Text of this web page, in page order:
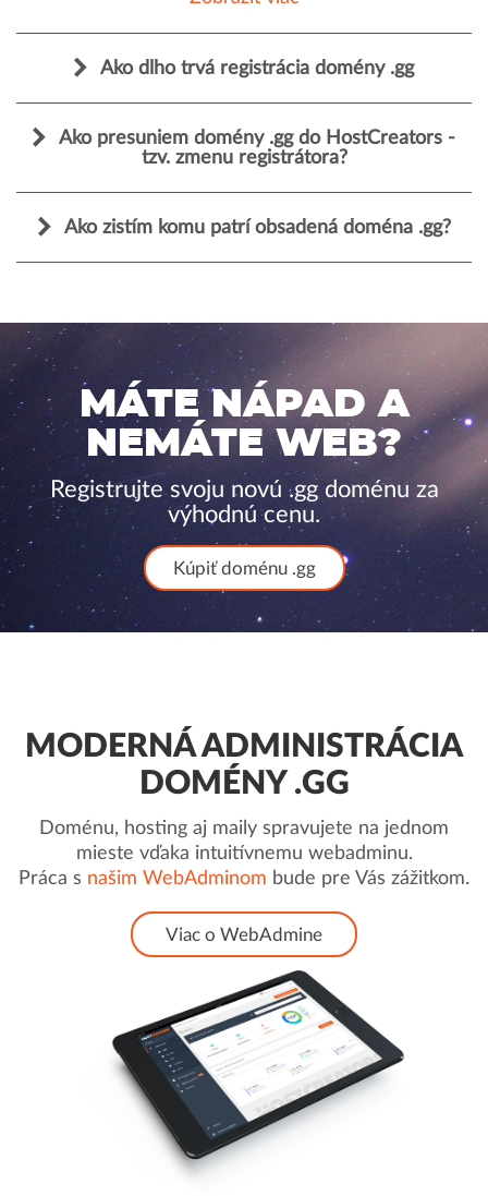
Ako dlho trvá registrácia domény .gg
Ako presuniem domény .gg do HostCreators -
tzv. zmenu registrátora?
Ako zistím komu patrí obsadená doména .gg?
MÁTE NÁPAD A
NEMÁTE WEB?
Registrujte svoju novú .gg doménu za
výhodnú cenu.
Kúpiť doménu .gg
MODERNÁ ADMINISTRÁCIA
DOMÉNY .GG
Doménu, hosting aj maily spravujete na jednom
mieste vďaka intuitívnemu webadminu.
Práca s našim WebAdminom bude pre Vás zážitkom.
Viac o WebAdmine